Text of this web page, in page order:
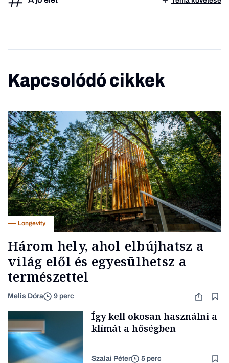
Kapcsolódó cikkek
Longevity
Három hely, ahol elbújhatsz a
világ elől és egyesülhetsz a
természettel
Melis Dóra 9 perc
Így kell okosan használni a
klímát a hőségben
Szalai Péter 5 perc